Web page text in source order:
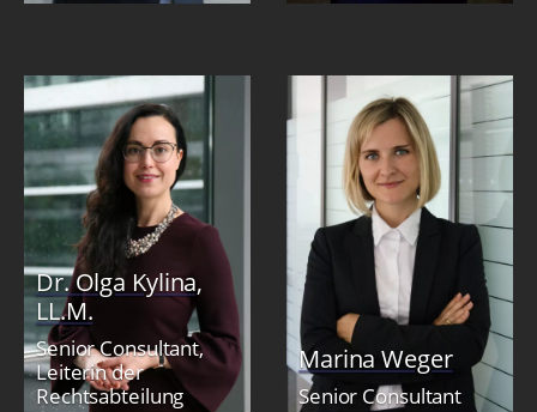
Dr. Olga Kylina,
LL.M.
Senior Consultant,
Leiterin der
Rechtsabteilung
Marina Weger
Senior Consultant